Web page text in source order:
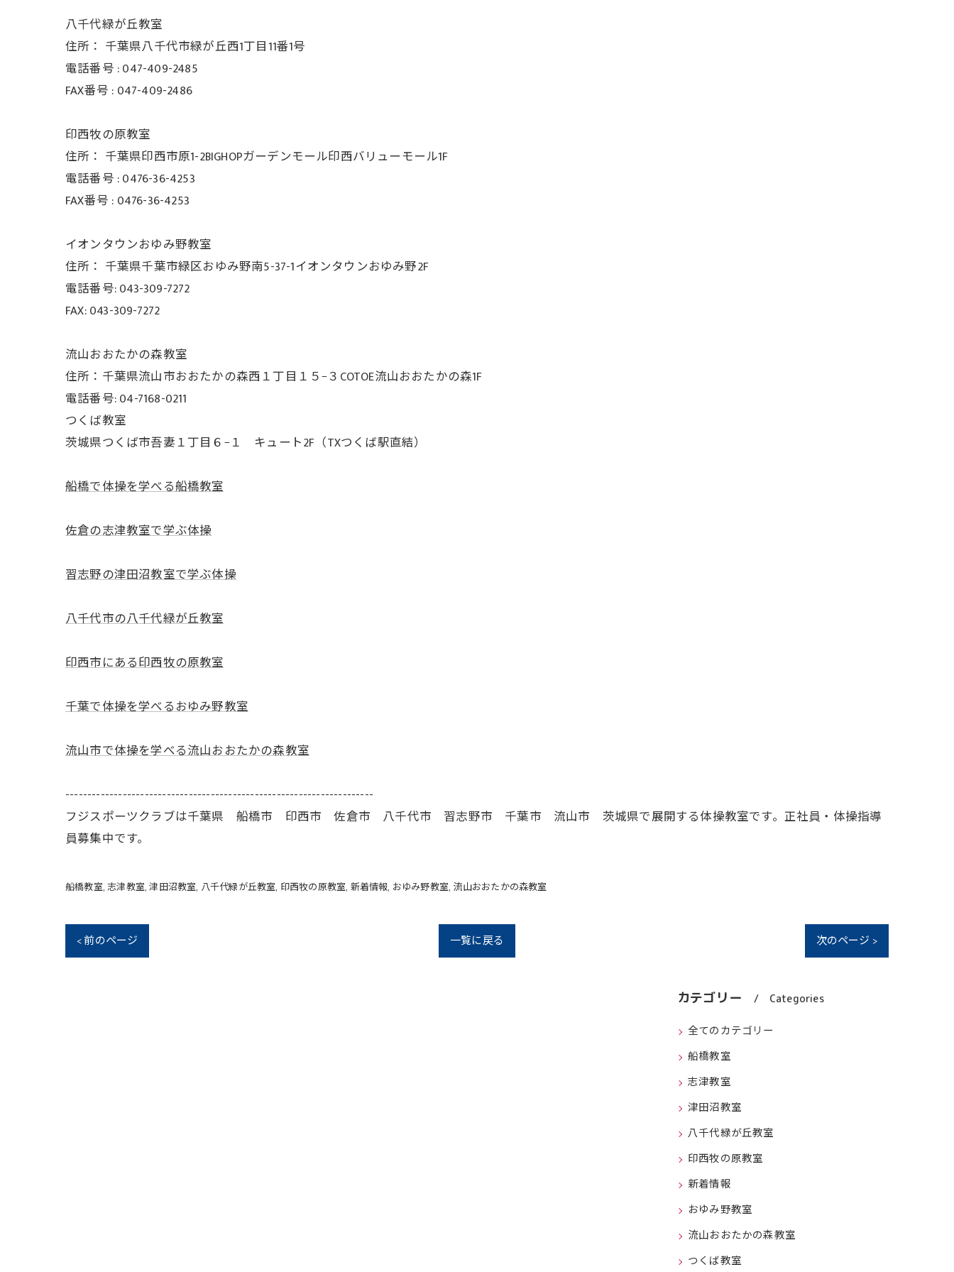
八千代緑が丘教室
住所： 千葉県八千代市緑が丘西1丁目11番1号
電話番号 :047-409-2485
FAX番号 : 047-409-2486
印西牧の原教室
住所： 千葉県印西市原1-2BIGHOPガーデンモール印西バリューモール1F
電話番号 :0476-36-4253
FAX番号 : 0476-36-4253
イオンタウンおゆみ野教室
住所： 千葉県千葉市緑区おゆみ野南5-37-1イオンタウンおゆみ野2F
電話番号: 043-309-7272
FAX: 043-309-7272
流山おおたかの森教室
住所：千葉県流山市おおたかの森西１丁目１５−３COTOE流山おおたかの森1F
電話番号: 04-7168-0211
つくば教室
茨城県つくば市吾妻１丁目６−１ キュート2F（TXつくば駅直結）
船橋で体操を学べる船橋教室
佐倉の志津教室で学ぶ体操
習志野の津田沼教室で学ぶ体操
八千代市の八千代緑が丘教室
印西市にある印西牧の原教室
千葉で体操を学べるおゆみ野教室
流山市で体操を学べる流山おおたかの森教室
----------------------------------------------------------------------
フジスポーツクラブは千葉県 船橋市 印西市 佐倉市 八千代市 習志野市 千葉市 流山市 茨城県で展開する体操教室です。正社員・体操指導
員募集中です。
船橋教室 志津教室 津田沼教室 八千代緑が丘教室 印西牧の原教室 新着情報 おゆみ野教室 流山おおたかの森教室
< 前のページ 一覧に戻る 次のページ >
カテゴリー Categories
全てのカテゴリー
船橋教室
志津教室
津田沼教室
八千代緑が丘教室
印西牧の原教室
新着情報
おゆみ野教室
流山おおたかの森教室
つくば教室